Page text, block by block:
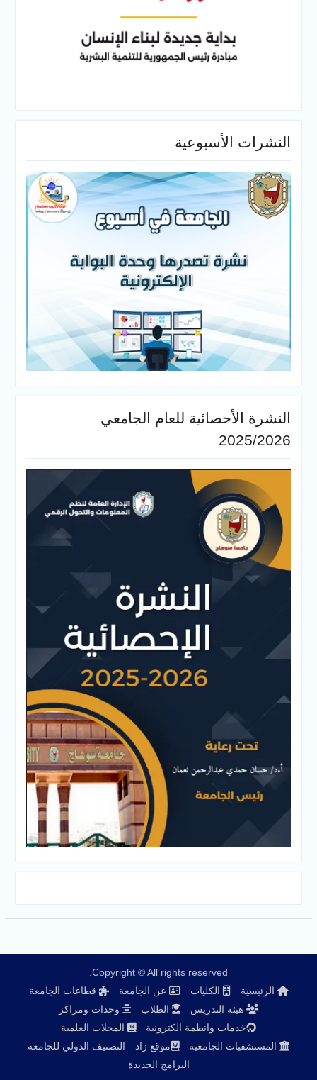
النشرات الأسبوعية
النشرة الأحصائية للعام الجامعي
2025/2026
Copyright © All rights reserved.
الرئيسية
الكليات عن الجامعة
قطاعات الجامعة
هيئة التدريس
الطلاب
وحدات ومراكز
خدمات وانظمة الكترونية
المجلات العلمية
المستشفيات الجامعية
موقع زاد
التصنيف الدولي للجامعة
البرامج الجديدة